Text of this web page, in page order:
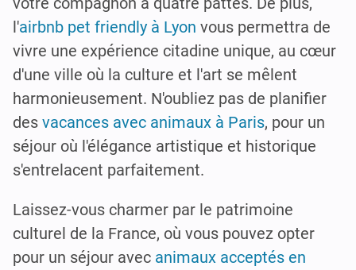
l'airbnb pet friendly à Lyon vous permettra de
vivre une expérience citadine unique, au cœur
d'une ville où la culture et l'art se mêlent
harmonieusement. N'oubliez pas de planifier
des vacances avec animaux à Paris, pour un
séjour où l'élégance artistique et historique
s'entrelacent parfaitement.
Laissez-vous charmer par le patrimoine
culturel de la France, où vous pouvez opter
pour un séjour avec animaux acceptés en